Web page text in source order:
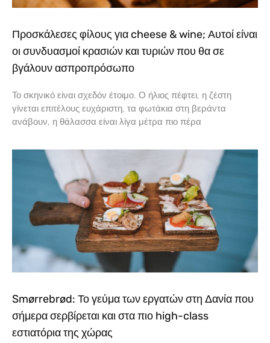
Προσκάλεσες φίλους για cheese & wine; Αυτοί είναι
οι συνδυασμοί κρασιών και τυριών που θα σε
βγάλουν ασπροπρόσωπο
Το σκηνικό είναι σχεδόν έτοιμο. Ο ήλιος πέφτει, η ζέστη
γίνεται επιτέλους ευχάριστη, τα φωτάκια στη βεράντα
ανάβουν, η θάλασσα είναι λίγα μέτρα πιο πέρα
Smørrebrød: Το γεύμα των εργατών στη Δανία που
σήμερα σερβίρεται και στα πιο high-class
εστιατόρια της χώρας